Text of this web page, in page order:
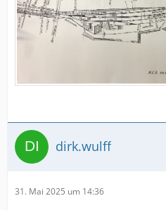
dirk.wulff
31. Mai 2025 um 14:36